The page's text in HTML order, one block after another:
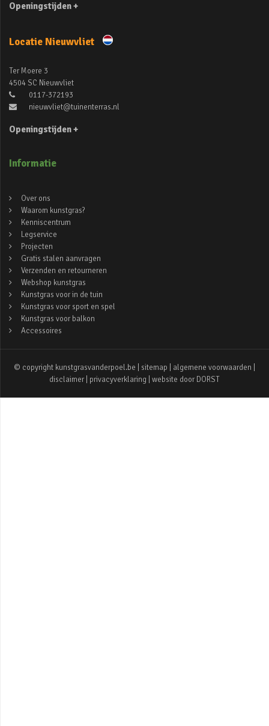
Openingstijden +
Locatie Nieuwvliet
Ter Moere 3
4504 SC Nieuwvliet
0117-372193
nieuwvliet@tuinenterras.nl
Openingstijden +
Informatie
Over ons
Waarom kunstgras?
Kenniscentrum
Legservice
Projecten
Gratis stalen aanvragen
Verzenden en retourneren
Webshop kunstgras
Kunstgras voor in de tuin
Kunstgras voor sport en spel
Kunstgras voor balkon
Accessoires
© copyright kunstgrasvanderpoel.be | sitemap algemene voorwaarden
disclaimer
privacyverklaring | website door DORST